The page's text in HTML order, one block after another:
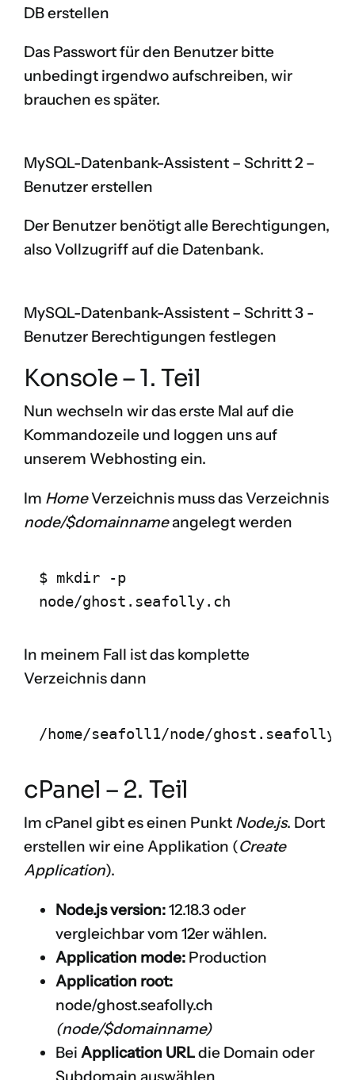
DB erstellen
Das Passwort für den Benutzer bitte
unbedingt irgendwo aufschreiben, wir
brauchen es später.
MySQL-Datenbank-Assistent – Schritt 2 –
Benutzer erstellen
Der Benutzer benötigt alle Berechtigungen,
also Vollzugriff auf die Datenbank.
MySQL-Datenbank-Assistent – Schritt 3 -
Benutzer Berechtigungen festlegen
Konsole – 1. Teil
Nun wechseln wir das erste Mal auf die
Kommandozeile und loggen uns auf
unserem Webhosting ein.
Im HomeVerzeichnis muss das Verzeichnis
node/$domainnameangelegt werden
$ mkdir -p
node/ghost.seafolly.ch
In meinem Fall ist das komplette
Verzeichnis dann
cPanel – 2. Teil
Im cPanel gibt es einen Punkt Node.js. Dort
erstellen wir eine Applikation (Create
Application).
Node.js version:12.18.3 oder
vergleichbar vom 12er wählen.
Application mode: Production
Application root:
node/ghost.seafolly.ch
(node/$domainname)
Bei Application URLdie Domain oder
Subdomain auswählen